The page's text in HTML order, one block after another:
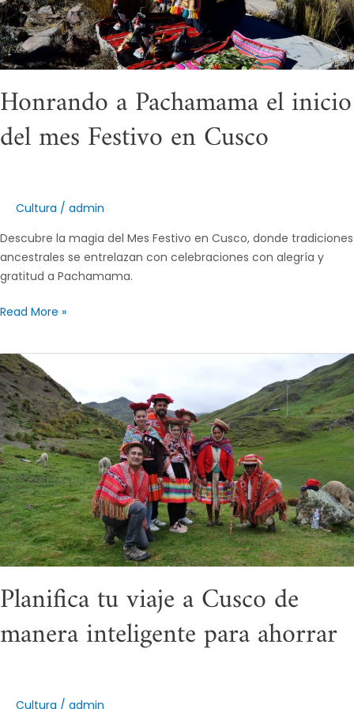
Honrando a Pachamama el inicio
del mes Festivo en Cusco
Cultura / admin
Descubre la magia del Mes Festivo en Cusco, donde tradiciones
ancestrales se entrelazan con celebraciones con alegría y
gratitud a Pachamama.
Cusco
Read More »
Planifica tu viaje a Cusco de
manera inteligente para ahorrar
Cultura / admin
Planifica
tu
viaje
a
Cusco
de
manera
inteligente
para
ahorrar